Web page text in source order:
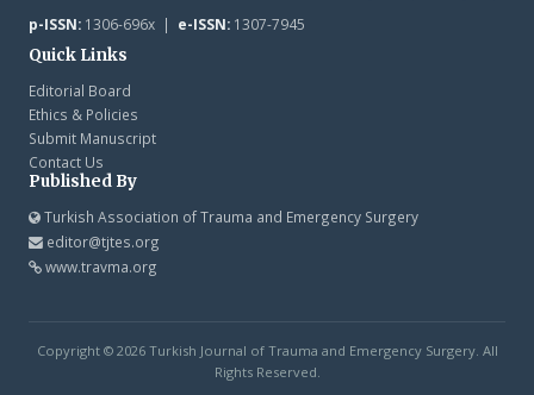
p-ISSN:1306-696x | e-ISSN:1307-7945
Quick Links
Editorial Board
Ethics & Policies
Submit Manuscript
Contact Us
Published By
Turkish Association of Trauma and Emergency Surgery
editor@tjtes.org
www.travma.org
Copyright © 2026 Turkish Journal of Trauma and Emergency Surgery. All
Rights Reserved.